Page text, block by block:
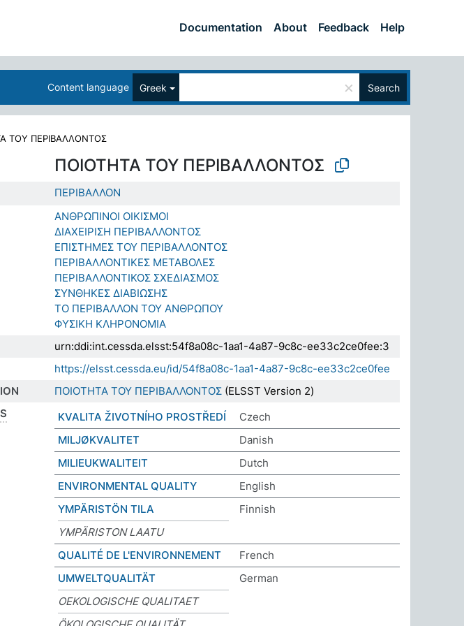
Documentation About Feedback Help
Content language Greek × Search
ΤΟΥ ΠΕΡΙΒΑΛΛΟΝΤΟΣ
ΠΟΙΟΤΗΤΑ ΤΟΥ ΠΕΡΙΒΑΛΛΟΝΤΟΣ
ΠΕΡΙΒΑΛΛΟΝ
ΑΝΘΡΩΠΙΝΟΙ ΟΙΚΙΣΜΟΙ
ΔΙΑΧΕΙΡΙΣΗ ΠΕΡΙΒΑΛΛΟΝΤΟΣ
ΕΠΙΣΤΗΜΕΣ ΤΟΥ ΠΕΡΙΒΑΛΛΟΝΤΟΣ
ΠΕΡΙΒΑΛΛΟΝΤΙΚΕΣ ΜΕΤΑΒΟΛΕΣ
ΠΕΡΙΒΑΛΛΟΝΤΙΚΟΣ ΣΧΕΔΙΑΣΜΟΣ
ΣΥΝΘΗΚΕΣ ΔΙΑΒΙΩΣΗΣ
ΤΟ ΠΕΡΙΒΑΛΛΟΝ ΤΟΥ ΑΝΘΡΩΠΟΥ
ΦΥΣΙΚΗ ΚΛΗΡΟΝΟΜΙΑ
urn:ddi:int.cessda.elsst:54f8a08c-1aa1-4a87-9c8c-ee33c2ce0fee:3
https://elsst.cessda.eu/id/54f8a08c-1aa1-4a87-9c8c-ee33c2ce0fee
ΠΟΙΟΤΗΤΑ ΤΟΥ ΠΕΡΙΒΑΛΛΟΝΤΟΣ (ELSST Version 2)
KVALITA ŽIVOTNÍHO PROSTŘEDÍ
Czech
MILJØKVALITET
Danish
MILIEUKWALITEIT
Dutch
ENVIRONMENTAL QUALITY
English
YMPÄRISTÖN TILA
Finnish
YMPÄRISTON LAATU
QUALITÉ DE L'ENVIRONNEMENT
French
UMWELTQUALITÄT
German
OEKOLOGISCHE QUALITAET